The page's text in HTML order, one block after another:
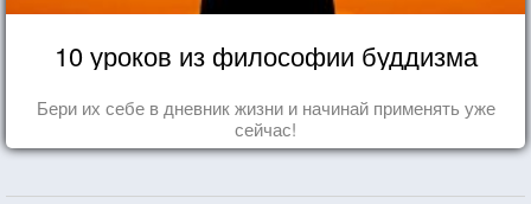
10 уроков из философии буддизма
Бери их себе в дневник жизни и начинай применять уже
сейчас!